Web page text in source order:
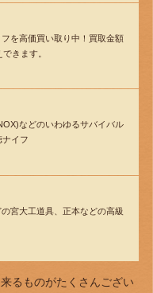
を高価買い取り中！買取金額
きます。
などのいわゆるサバイバル
ナイフ
宮大工道具、正本などの高級
るものがたくさんござい